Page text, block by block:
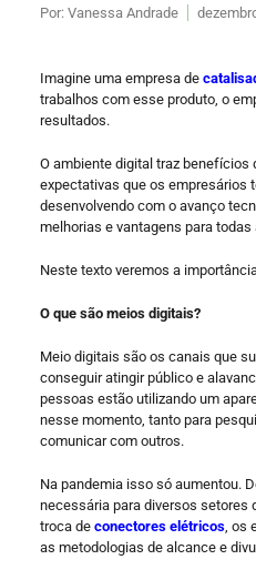
Por: Vanessa Andrade
Imagine uma empresa de
trabalhos com esse produto, o
resultados.
O ambiente digital traz benefícios
expectativas que os empresários
desenvolvendo com o avanço
melhorias e vantagens para todas
Neste texto veremos a
O que são meios digitais?
Meio digitais são os canais que
conseguir atingir público e
pessoas estão utilizando um
nesse momento, tanto para
comunicar com outros.
Na pandemia isso só aumentou.
necessária para diversos setores
troca de conectores elétricos, os
as metodologias de alcance e